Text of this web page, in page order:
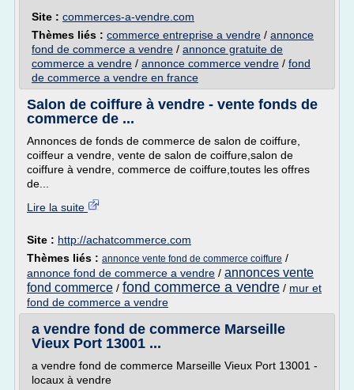
Site : commerces-a-vendre.com
Thèmes liés : commerce entreprise a vendre / annonce
fond de commerce a vendre / annonce gratuite de
commerce a vendre / annonce commerce vendre / fond
de commerce a vendre en france
Salon de coiffure à vendre - vente fonds de
commerce de ...
Annonces de fonds de commerce de salon de coiffure,
coiffeur a vendre, vente de salon de coiffure,salon de
coiffure à vendre, commerce de coiffure,toutes les offres
de...
Lire la suite
Site : http://achatcommerce.com
Thèmes liés : annonce vente fond de commerce coiffure /
annonce fond de commerce a vendre / annonces vente
fond commerce / fond commerce a vendre / mur et
fond de commerce a vendre
a vendre fond de commerce Marseille
Vieux Port 13001 ...
a vendre fond de commerce Marseille Vieux Port 13001 -
locaux à vendre